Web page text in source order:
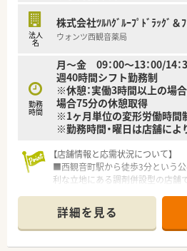
の推進において、業界屈指の実績が
【求人情報について】
■年収は500万円から550万円を想
■住宅補助や地域手当などの各種
のサポート体制も万全に整っていま
■全国勤務や地域限定など、個々
つの勤務コースから選択が可能です
法人
名
株式会社ﾂﾙﾊｸﾞﾙｰﾌﾟﾄﾞﾗｯｸﾞ＆
ウォンツ西観音薬局
勤務
時間
月～金 09：00～13：00/14：
週40時間シフト勤務制
※休憩：実働3時間以上の場
場合75分の休憩取得
※1ヶ月単位の変形労働時間
※勤務時間・曜日は店舗によ
【店舗情報と応需状況について】
■西観音町駅から徒歩3分という
利な立地にある調剤併設型の店舗で
160枚程度と落ち着いたペースで業
■現在は薬剤師1名体制で運営して
服薬指導や健康相談を実施してい
※配属店舗は面接次第の決定とな
詳細を見る